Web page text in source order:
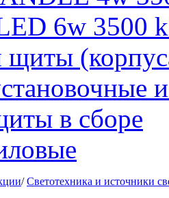
6w 3500
в сборе
/Светотехника и источники